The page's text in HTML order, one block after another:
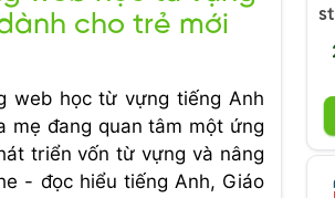
cho trẻ mới
web học từ vựng tiếng Anh
mẹ đang quan tâm một ứng
triển vốn từ vựng và nâng
- đọc hiểu tiếng Anh, Giáo